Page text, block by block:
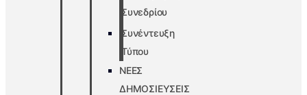
Συνεδρίου
Συνέντευξη
Τύπου
ΝΕΕΣ
ΔΗΜΟΣΙΕΥΣΕΙΣ